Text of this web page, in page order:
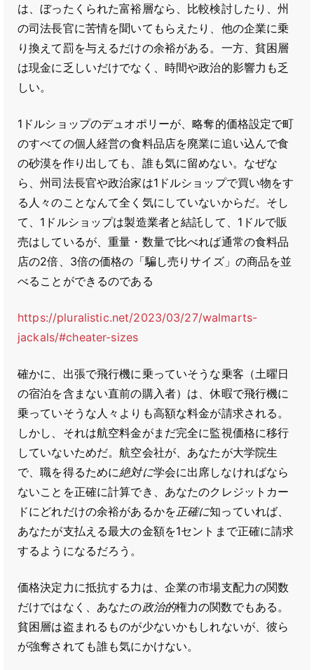
は、ぼったくられた富裕層なら、比較検討したり、州
の司法長官に苦情を聞いてもらえたり、他の企業に乗
り換えて罰を与えるだけの余裕がある。一方、貧困層
は現金に乏しいだけでなく、時間や政治的影響力も乏
しい。
1ドルショップのデュオポリーが、略奪的価格設定で町
のすべての個人経営の食料品店を廃業に追い込んで食
の砂漠を作り出しても、誰も気に留めない。なぜな
ら、州司法長官や政治家は1ドルショップで買い物をす
る人々のことなんて全く気にしていないからだ。そし
て、1ドルショップは製造業者と結託して、1ドルで販
売はしているが、重量・数量で比べれば通常の食料品
店の2倍、3倍の価格の「騙し売りサイズ」の商品を並
べることができるのである
https://pluralistic.net/2023/03/27/walmarts-
jackals/#cheater-sizes
確かに、出張で飛行機に乗っていそうな乗客（土曜日
の宿泊を含まない直前の購入者）は、休暇で飛行機に
乗っていそうな人々よりも高額な料金が請求される。
しかし、それは航空料金がまだ完全に監視価格に移行
していないためだ。航空会社が、あなたが大学院生
で、職を得るために絶対に学会に出席しなければなら
ないことを正確に計算でき、あなたのクレジットカー
ドにどれだけの余裕があるかを 正確に知っていれば、
あなたが支払える最大の金額を1セントまで正確に請求
するようになるだろう。
価格決定力に抵抗する力は、企業の市場支配力の関数
だけではなく、あなたの政治的権力の関数でもある。
貧困層は盗まれるものが少ないかもしれないが、彼ら
が強奪されても誰も気にかけない。